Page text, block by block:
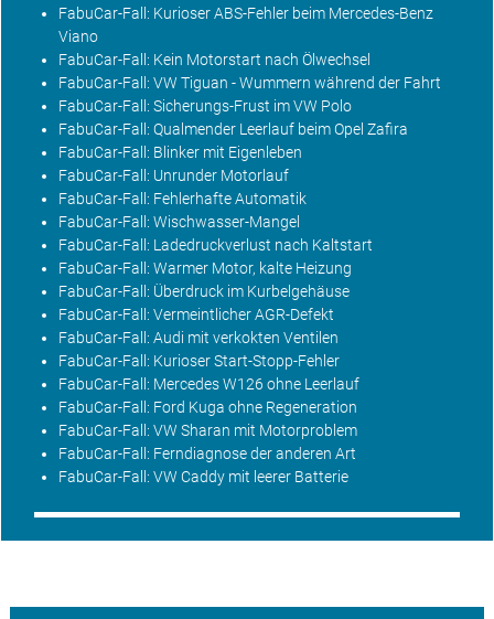
FabuCar-Fall: Kurioser ABS-Fehler beim Mercedes-Benz
Viano
FabuCar-Fall: Kein Motorstart nach Ölwechsel
FabuCar-Fall: VW Tiguan - Wummern während der Fahrt
FabuCar-Fall: Sicherungs-Frust im VW Polo
FabuCar-Fall: Qualmender Leerlauf beim Opel Zafira
FabuCar-Fall: Blinker mit Eigenleben
FabuCar-Fall: Unrunder Motorlauf
FabuCar-Fall: Fehlerhafte Automatik
FabuCar-Fall: Wischwasser-Mangel
FabuCar-Fall: Ladedruckverlust nach Kaltstart
FabuCar-Fall: Warmer Motor, kalte Heizung
FabuCar-Fall: Überdruck im Kurbelgehäuse
FabuCar-Fall: Vermeintlicher AGR-Defekt
FabuCar-Fall: Audi mit verkokten Ventilen
FabuCar-Fall: Kurioser Start-Stopp-Fehler
FabuCar-Fall: Mercedes W126 ohne Leerlauf
FabuCar-Fall: Ford Kuga ohne Regeneration
FabuCar-Fall: VW Sharan mit Motorproblem
FabuCar-Fall: Ferndiagnose der anderen Art
FabuCar-Fall: VW Caddy mit leerer Batterie